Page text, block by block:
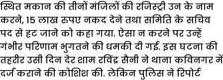
स्थित मकान की तीनों मंजिलों की रजिस्ट्री उन के नाम
करने, 15 लाख रुपए नकद देने तथा समिति के सचिव
पद से हट जाने को कहा गया. ऐसा न करने पर उन्हें
गंभीर परिणाम भुगतने की धमकी दी गई. इस घटना की
तहरीर उसी दिन देर शाम रविंद्र सैनी ने थाना कविनगर में
दर्ज कराने की कोशिश की. लेकिन पुलिस ने रिपोर्ट